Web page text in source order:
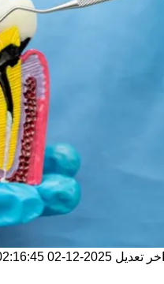
تعديل 2025-12-02 02:16:45